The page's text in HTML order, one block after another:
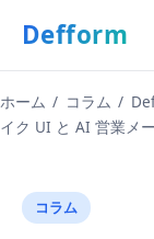
Defform
ホーム / コラム /
イク UI と AI 営業メ
コラム